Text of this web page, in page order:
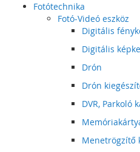
Fotótechnika
Fotó-Videó eszköz
Digitális
Digitális
Drón
Drón
DVR, Parkoló
Menetrögzítő